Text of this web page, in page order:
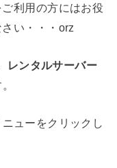
利用の方にはお役
い・・・orz
レンタルサーバー
ューをクリックし